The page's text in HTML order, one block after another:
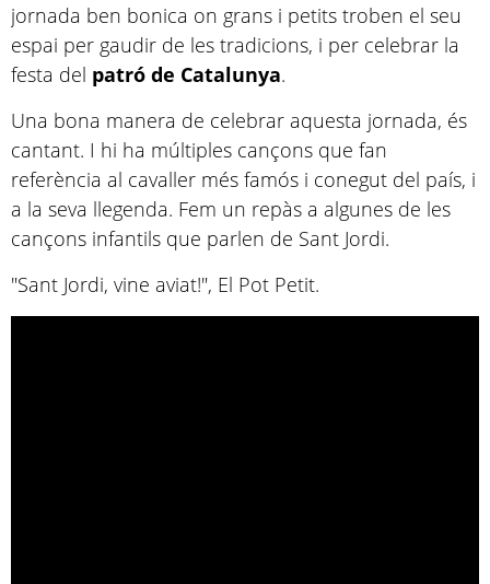
jornada ben bonica on grans i petits troben el seu
espai per gaudir de les tradicions, i per celebrar la
festa del patró de Catalunya.
Una bona manera de celebrar aquesta jornada, és
cantant. I hi ha múltiples cançons que fan
referència al cavaller més famós i conegut del país, i
a la seva llegenda. Fem un repàs a algunes de les
cançons infantils que parlen de Sant Jordi.
"Sant Jordi, vine aviat!", El Pot Petit.